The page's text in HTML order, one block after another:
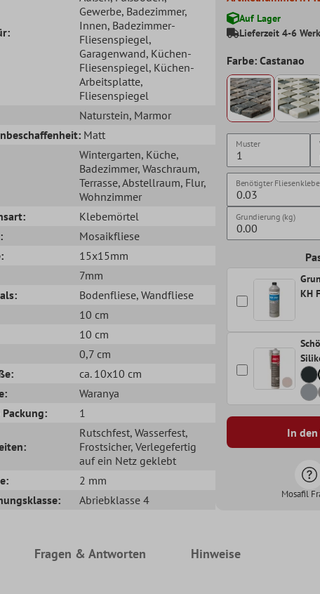
Gewerbe, Badezimmer,
Innen, Badezimmer-
Fliesenspiegel,
Garagenwand, Küchen-
Fliesenspiegel, Küchen-
Arbeitsplatte,
Fliesenspiegel
Naturstein, Marmor
Matt
Wintergarten, Küche,
Badezimmer, Waschraum,
Terrasse, Abstellraum, Flur,
Wohnzimmer
Klebemörtel
Mosaikfliese
15x15mm
7mm
Bodenfliese, Wandfliese
10 cm
10 cm
0,7 cm
ca. 10x10 cm
Waranya
1
Rutschfest, Wasserfest,
Frostsicher, Verlegefertig
auf ein Netz geklebt
2 mm
Abriebklasse 4
Auf Lager
Lieferzeit 4-6
Farbe: Castanao
Muster
Benötigter
Grundierung (kg)
KH
In
Mosafil
Fragen & Antworten Hinweise